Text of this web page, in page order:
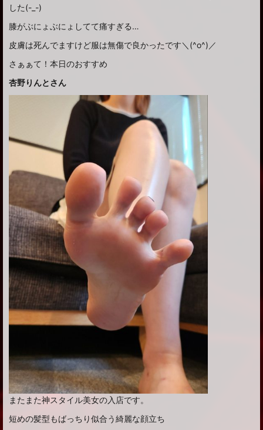
した(-_-)
膝がぶにょぶにょしてて痛すぎる…
皮膚は死んでますけど服は無傷で良かったです＼(^o^)／
さぁぁて！本日のおすすめ
杏野りんとさん
またまた神スタイル美女の入店です。
短めの髪型もばっちり似合う綺麗な顔立ち